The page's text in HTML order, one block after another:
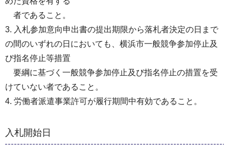
者であること。
3. 入札参加意向申出書の提出期限から落札者決定の日まで
の間のいずれの日においても、横浜市一般競争参加停止及
び指名停止等措置
要綱に基づく一般競争参加停止及び指名停止の措置を受
けていない者であること。
4. 労働者派遣事業許可が履行期間中有効であること。
入札開始日